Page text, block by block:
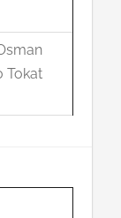
Tokat